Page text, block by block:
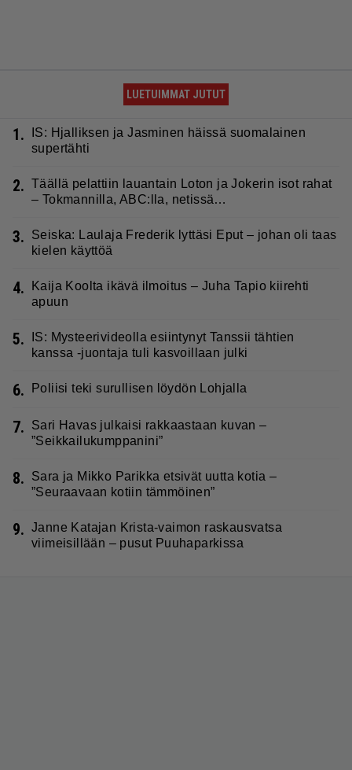
LUETUIMMAT JUTUT
1.
IS: Hjalliksen ja Jasminen häissä suomalainen
supertähti
2. Täällä pelattiin lauantain Loton ja Jokerin isot rahat
– Tokmannilla, ABC:lla, netissä…
3.
Seiska: Laulaja Frederik lyttäsi Eput – johan oli taas
kielen käyttöä
4.
Kaija Koolta ikävä ilmoitus – Juha Tapio kiirehti
apuun
5.
IS: Mysteerivideolla esiintynyt Tanssii tähtien
kanssa -juontaja tuli kasvoillaan julki
6. Poliisi teki surullisen löydön Lohjalla
7.
Sari Havas julkaisi rakkaastaan kuvan –
”Seikkailukumppanini”
8.
Sara ja Mikko Parikka etsivät uutta kotia –
”Seuraavaan kotiin tämmöinen”
9. Janne Katajan Krista-vaimon raskausvatsa
viimeisillään – pusut Puuhaparkissa